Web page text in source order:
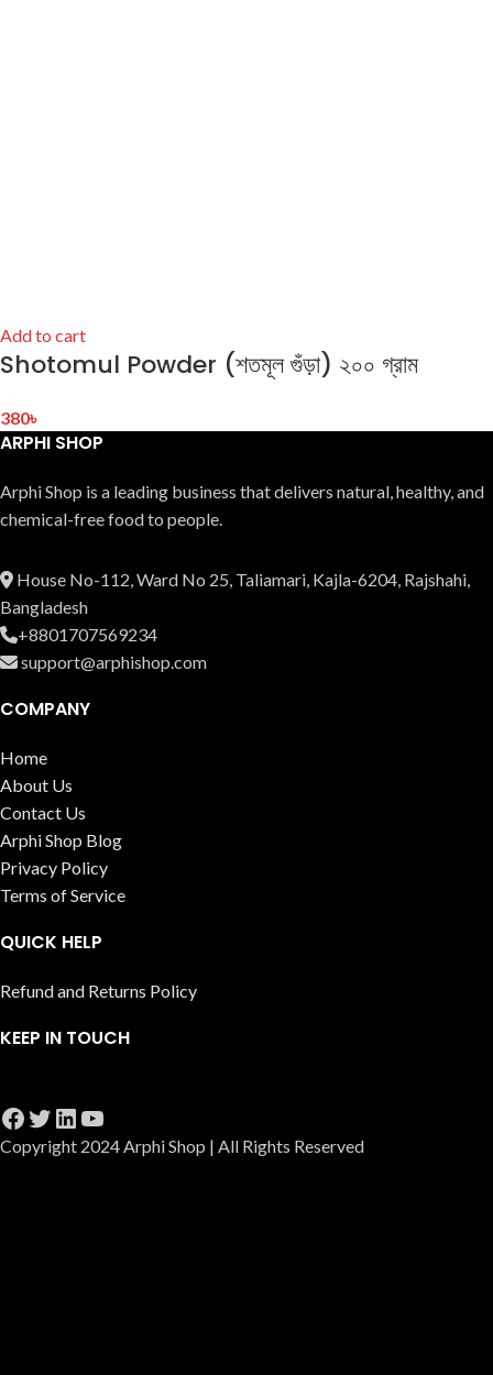
Add to cart
Shotomul Powder (শতমূল গুঁড়া) ২০০ গ্রাম
380৳
ARPHI SHOP
Arphi Shop is a leading business that delive­rs natural, healthy, and
chemical-free food to people.
House No-112, Ward No 25, Taliamari, Kajla-6204, Rajshahi,
Bangladesh
+8801707569234
support@arphishop.com
COMPANY
Home
About Us
Contact Us
Arphi Shop Blog
Privacy Policy
Terms of Service
QUICK HELP
Refund and Returns Policy
KEEP IN TOUCH
Copyright 2024 Arphi Shop | All Rights Reserved